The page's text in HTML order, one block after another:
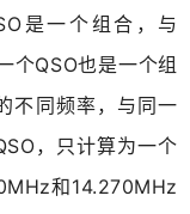
是一个组合，与
个QSO也是一个组
不同频率，与同一
，只计算为一个
和14.270MHz